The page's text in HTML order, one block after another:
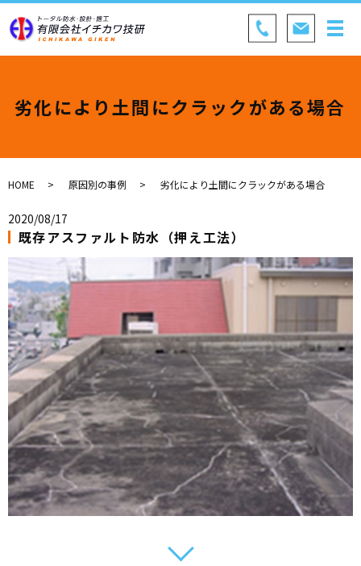
劣化により土間にクラックがある場合
HOME 原因別の事例 劣化により土間にクラックがある場合
2020/08/17
既存アスファルト防水（押え工法）